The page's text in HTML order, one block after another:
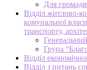
Для
Відділ житлово-
комунальної
транспорту,
Група
Відділ
Відділ з питань